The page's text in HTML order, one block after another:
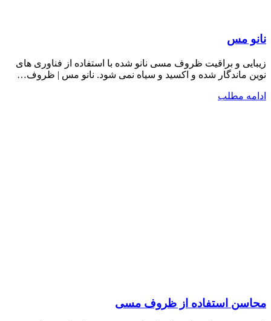
نانو مس
زیبایی و براقیت ظروف مسی نانو شده با استفاده از فناوری های
نوین ماندگار شده و اکسید و سیاه نمی شود. نانو مس | ظروف…
ادامه مطلب
محاسن استفاده از ظروف مسی